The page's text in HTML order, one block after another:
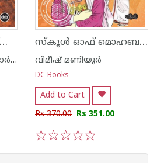
കുലപതിയുടെ ശരത്കാലം
ഗബ്രിയേല്‍ ഗാര്‍സിയ മാര്‍കേസ്
സ്കൂൾ ഓഫ് മൊഹബത്ത്
വിമീഷ് മണിയൂര്‍
DC Books
Add to Cart
Rs 370.00 Rs 351.00